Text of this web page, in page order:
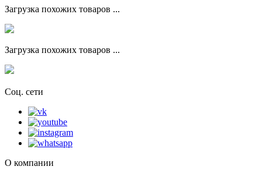
Загрузка похожих товаров ...
Загрузка похожих товаров ...
Соц. сети
О компании